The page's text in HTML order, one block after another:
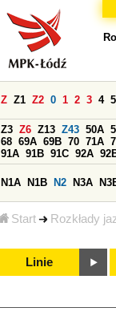
Start Rozkłady
Z Z1 Z2 0 1 2 3 4 5
Z3 Z6 Z13 Z43 50A
68 69A 69B 70 71A
91A 91B 91C 92A
N1A N1B N2 N3A
Linie